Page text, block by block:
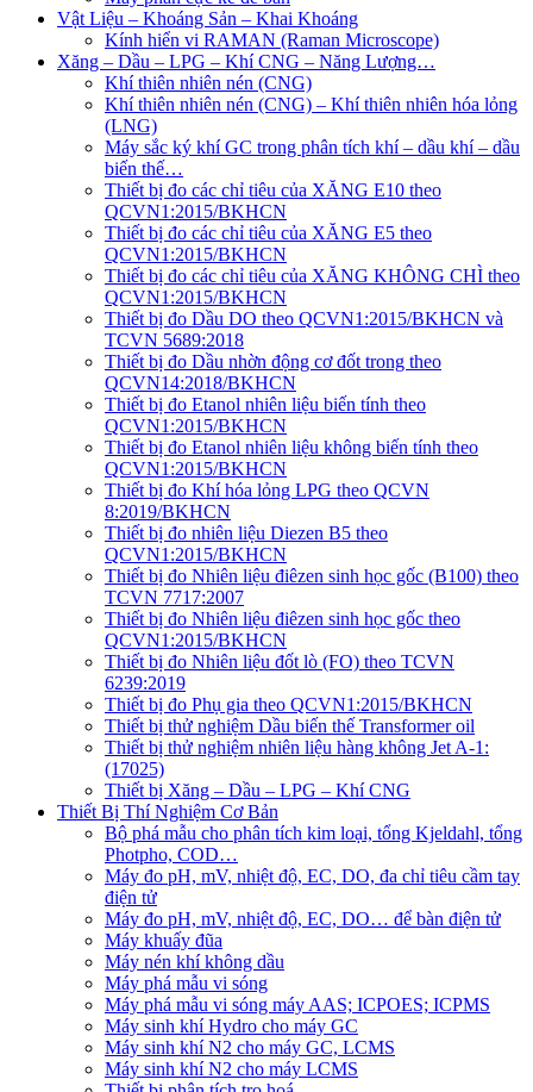
Vật Liệu – Khoáng Sản – Khai Khoáng
Kính hiển vi RAMAN (Raman Microscope)
Xăng – Dầu – LPG – Khí CNG – Năng Lượng…
Khí thiên nhiên nén (CNG)
Khí thiên nhiên nén (CNG) – Khí thiên nhiên hóa lỏng
(LNG)
Máy sắc ký khí GC trong phân tích khí – dầu khí – dầu
biến thế…
Thiết bị đo các chỉ tiêu của XĂNG E10 theo
QCVN1:2015/BKHCN
Thiết bị đo các chỉ tiêu của XĂNG E5 theo
QCVN1:2015/BKHCN
Thiết bị đo các chỉ tiêu của XĂNG KHÔNG CHÌ theo
QCVN1:2015/BKHCN
Thiết bị đo Dầu DO theo QCVN1:2015/BKHCN và
TCVN 5689:2018
Thiết bị đo Dầu nhờn động cơ đốt trong theo
QCVN14:2018/BKHCN
Thiết bị đo Etanol nhiên liệu biến tính theo
QCVN1:2015/BKHCN
Thiết bị đo Etanol nhiên liệu không biến tính theo
QCVN1:2015/BKHCN
Thiết bị đo Khí hóa lỏng LPG theo QCVN
8:2019/BKHCN
Thiết bị đo nhiên liệu Diezen B5 theo
QCVN1:2015/BKHCN
Thiết bị đo Nhiên liệu điêzen sinh học gốc (B100) theo
TCVN 7717:2007
Thiết bị đo Nhiên liệu điêzen sinh học gốc theo
QCVN1:2015/BKHCN
Thiết bị đo Nhiên liệu đốt lò (FO) theo TCVN
6239:2019
Thiết bị đo Phụ gia theo QCVN1:2015/BKHCN
Thiết bị thử nghiệm Dầu biến thế Transformer oil
Thiết bị thử nghiệm nhiên liệu hàng không Jet A-1:
(17025)
Thiết bị Xăng – Dầu – LPG – Khí CNG
Thiết Bị Thí Nghiệm Cơ Bản
Bộ phá mẫu cho phân tích kim loại, tổng Kjeldahl, tổng
Photpho, COD…
Máy đo pH, mV, nhiệt độ, EC, DO, đa chỉ tiêu cầm tay
điện tử
Máy đo pH, mV, nhiệt độ, EC, DO… để bàn điện tử
Máy khuấy đũa
Máy nén khí không dầu
Máy phá mẫu vi sóng
Máy phá mẫu vi sóng máy AAS; ICPOES; ICPMS
Máy sinh khí Hydro cho máy GC
Máy sinh khí N2 cho máy GC, LCMS
Máy sinh khí N2 cho máy LCMS